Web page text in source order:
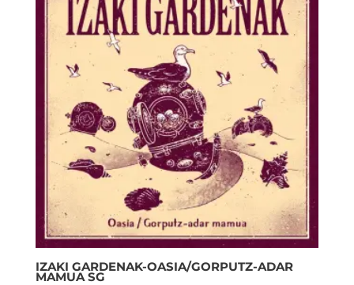
IZAKI GARDENAK-OASIA/GORPUTZ-ADAR
MAMUA SG